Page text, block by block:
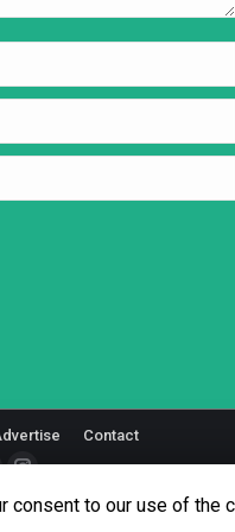
Contact
Tribes
consent to our use of the